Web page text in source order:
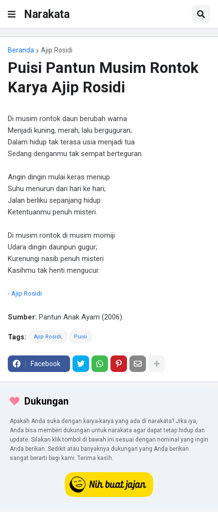
Narakata
Beranda Ajip Rosidi
Puisi Pantun Musim Rontok
Karya Ajip Rosidi
Di musim rontok daun berubah warna
Menjadi kuning, merah, lalu berguguran;
Dalam hidup tak terasa usia menjadi tua
Sedang denganmu tak sempat berteguran.
Angin dingin mulai keras meniup
Suhu menurun dari hari ke hari;
Jalan berliku sepanjang hidup
Ketentuanmu penuh misteri.
Di musim rontok di musim momiji
Udara dingin daunpun gugur;
Kurenungi nasib penuh misteri
Kasihmu tak henti mengucur.
- Ajip Rosidi
Sumber: Pantun Anak Ayam (2006).
Tags: Ajip Rosidi Puisi
Facebook
Dukungan
Apakah Anda suka dengan karya-karya yang ada di narakata? Jika iya,
Anda bisa memberi dukungan untuk narakata agar dapat tetap hidup dan
update. Silakan klik tombol di bawah ini sesuai dengan nominal yang ingin
Anda berikan. Sedikit atau banyaknya dukungan yang Anda berikan
sangat berarti bagi kami. Terima kasih.